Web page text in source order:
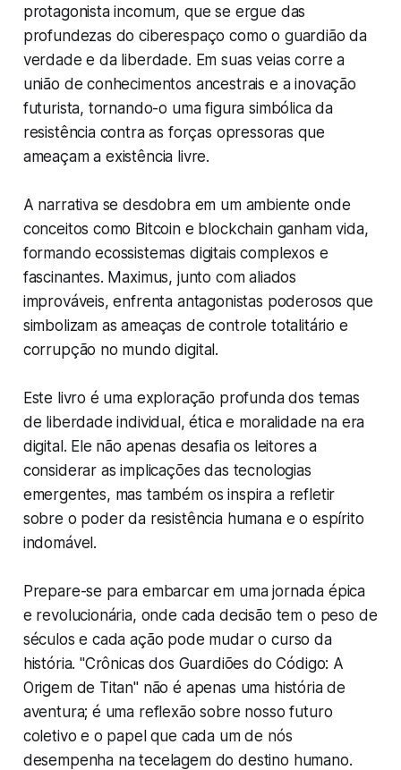
protagonista incomum, que se ergue das
profundezas do ciberespaço como o guardião da
verdade e da liberdade. Em suas veias corre a
união de conhecimentos ancestrais e a inovação
futurista, tornando-o uma figura simbólica da
resistência contra as forças opressoras que
ameaçam a existência livre.
A narrativa se desdobra em um ambiente onde
conceitos como Bitcoin e blockchain ganham vida,
formando ecossistemas digitais complexos e
fascinantes. Maximus, junto com aliados
improváveis, enfrenta antagonistas poderosos que
simbolizam as ameaças de controle totalitário e
corrupção no mundo digital.
Este livro é uma exploração profunda dos temas
de liberdade individual, ética e moralidade na era
digital. Ele não apenas desafia os leitores a
considerar as implicações das tecnologias
emergentes, mas também os inspira a refletir
sobre o poder da resistência humana e o espírito
indomável.
Prepare-se para embarcar em uma jornada épica
e revolucionária, onde cada decisão tem o peso de
séculos e cada ação pode mudar o curso da
história. "Crônicas dos Guardiões do Código: A
Origem de Titan" não é apenas uma história de
aventura; é uma reflexão sobre nosso futuro
coletivo e o papel que cada um de nós
desempenha na tecelagem do destino humano.